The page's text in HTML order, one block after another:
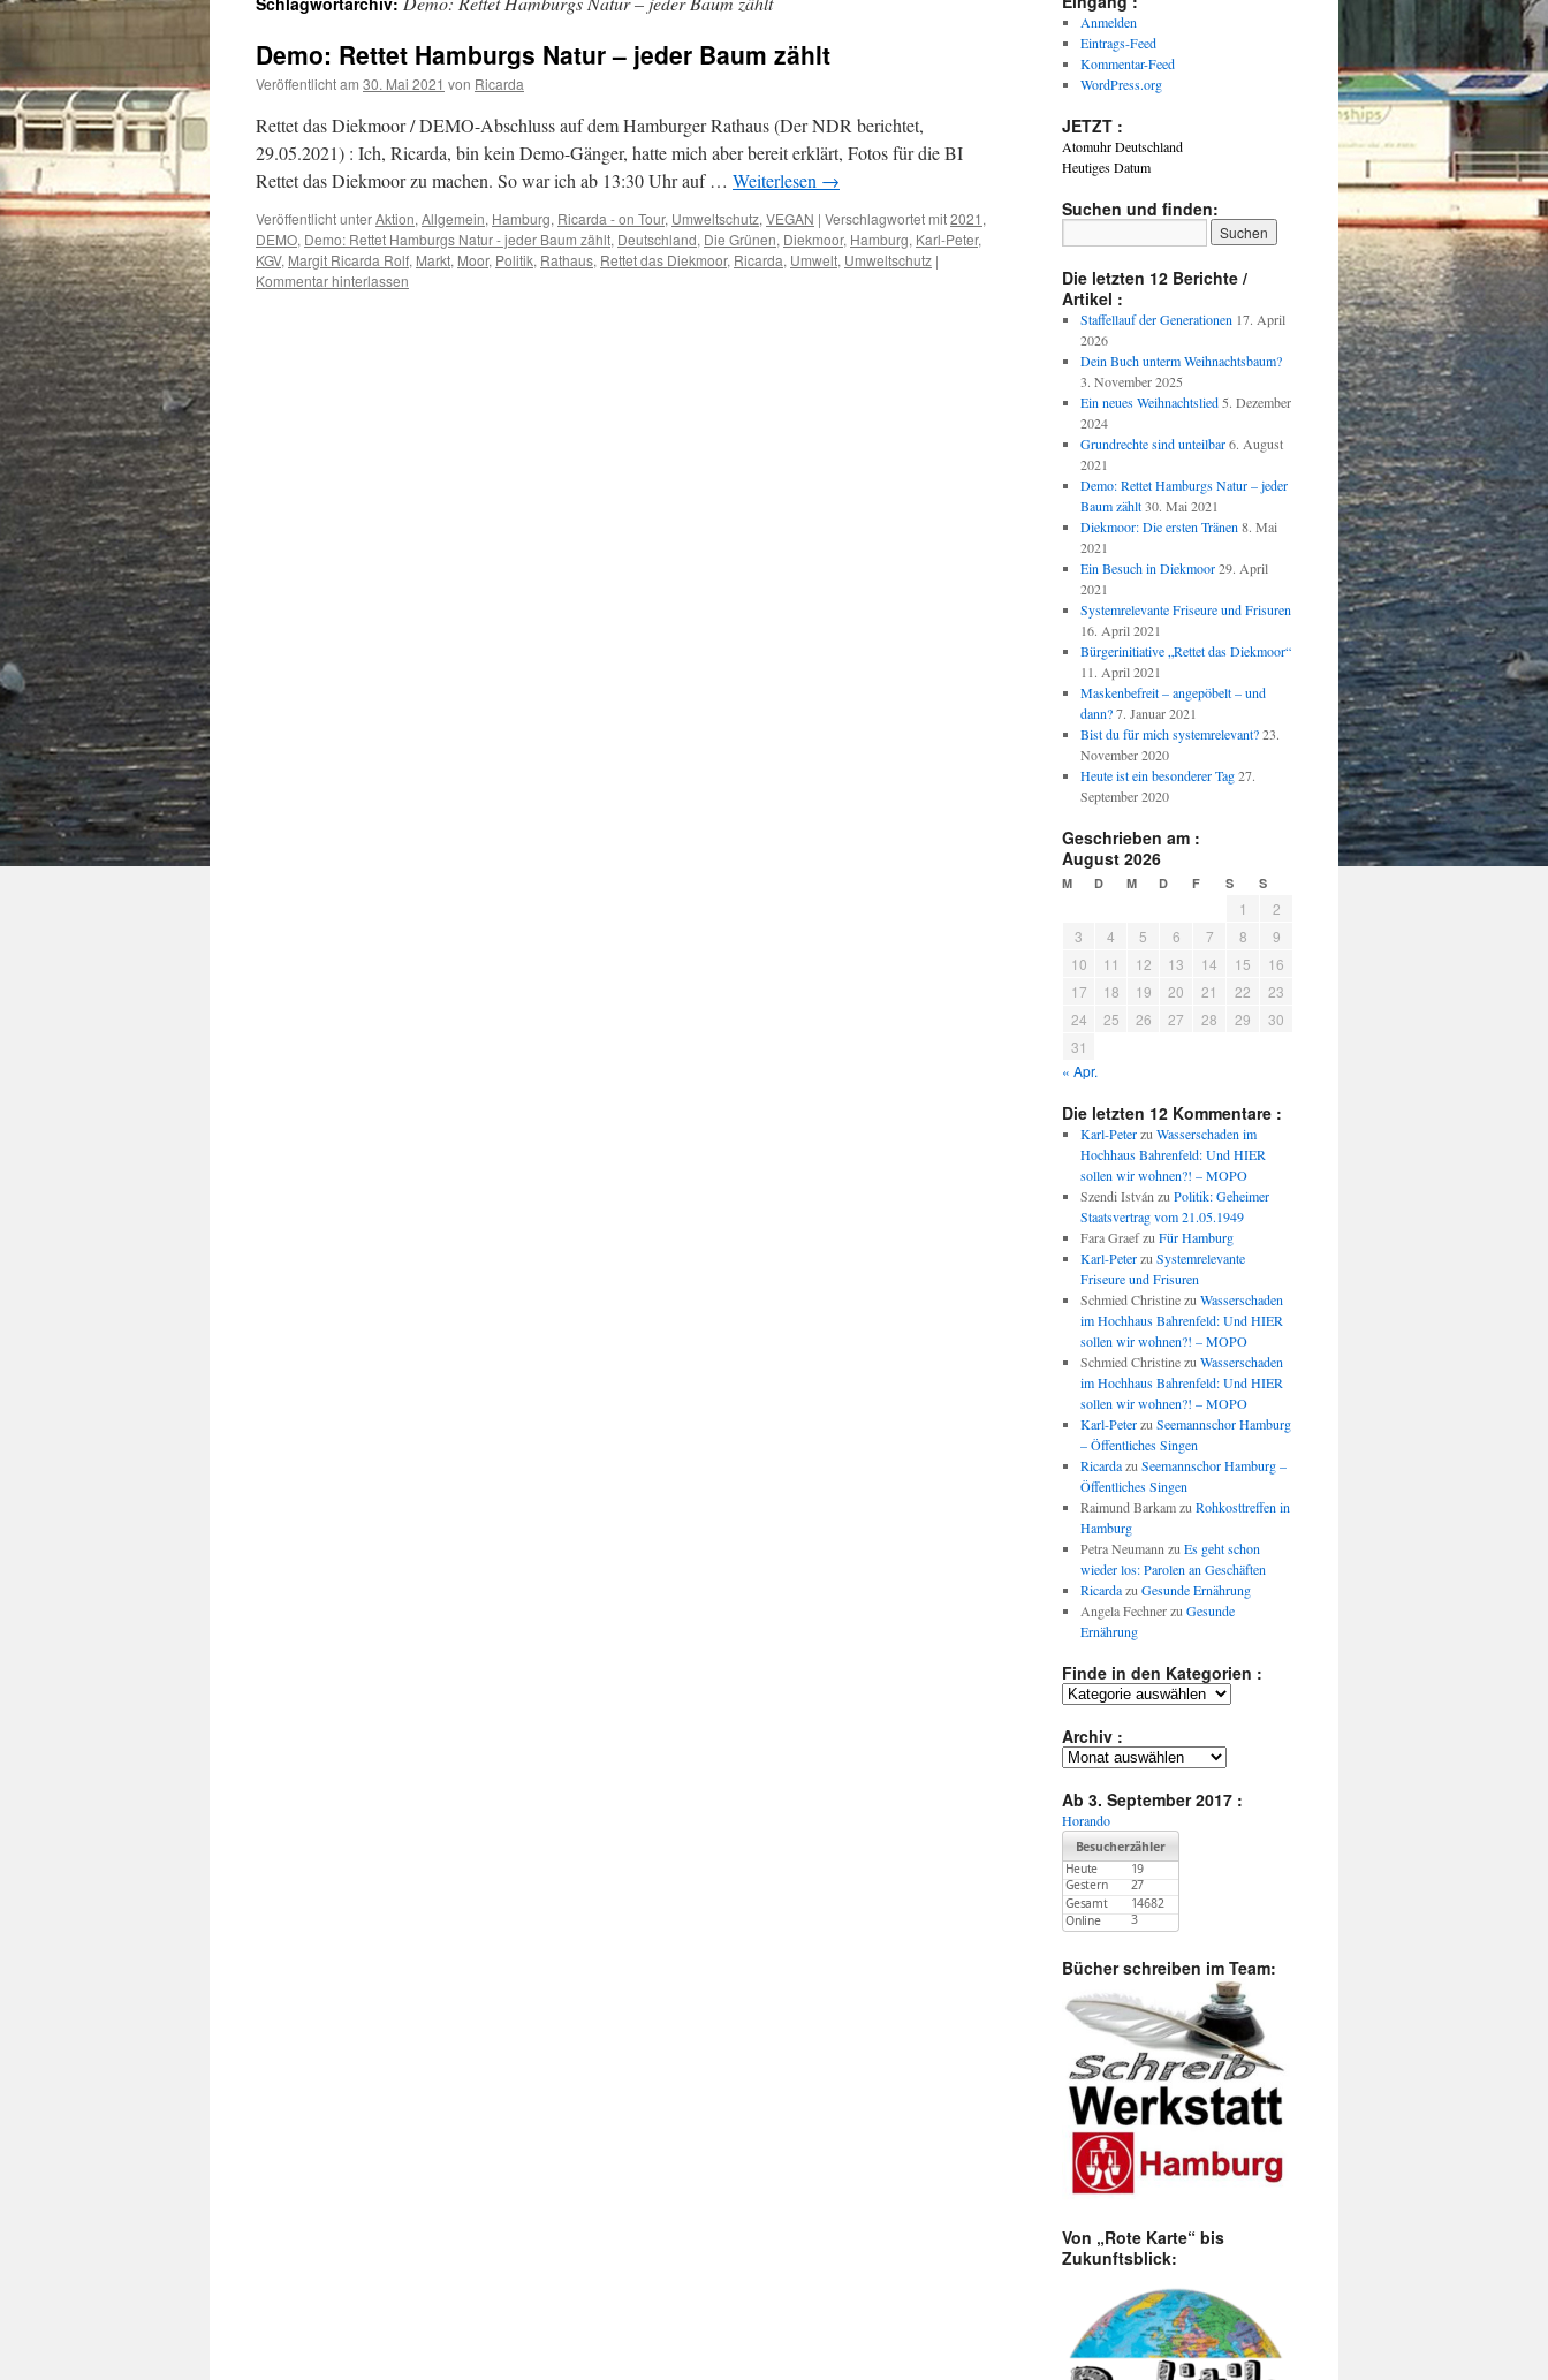
Demo: Rettet Hamburgs Natur – jeder Baum zählt
Veröffentlicht am 30. Mai 2021 von Ricarda
Rettet das Diekmoor / DEMO-Abschluss auf dem Hamburger Rathaus (Der NDR berichtet,
29.05.2021) : Ich, Ricarda, bin kein Demo-Gänger, hatte mich aber bereit erklärt, Fotos für die BI
Rettet das Diekmoor zu machen. So war ich ab 13:30 Uhr auf … Weiterlesen →
Veröffentlicht unterAktion, Allgemein, Hamburg, Ricarda - on Tour, Umweltschutz, VEGAN | Verschlagwortet mit2021 ,
DEMO, Demo: Rettet Hamburgs Natur - jeder Baum zählt, Deutschland, Die Grünen, Diekmoor, Hamburg, Karl-Peter,
KGV, Margit Ricarda Rolf, Markt, Moor, Politik, Rathaus, Rettet das Diekmoor, Ricarda, Umwelt, Umweltschutz |
Kommentar hinterlassen
Anmelden
Eintrags-Feed
Kommentar-Feed
WordPress.org
JETZT :
Atomuhr Deutschland
Heutiges Datum
Suchen und finden:
Die letzten 12 Berichte /
Artikel :
Staffellauf der Generationen 17. April
2026
Dein Buch unterm Weihnachtsbaum?
3. November 2025
Ein neues Weihnachtslied 5. Dezember
2024
Grundrechte sind unteilbar 6. August
2021
Demo: Rettet Hamburgs Natur – jeder
Baum zählt 30. Mai 2021
Diekmoor: Die ersten Tränen 8. Mai
2021
Ein Besuch in Diekmoor 29. April
2021
Systemrelevante Friseure und Frisuren
16. April 2021
Bürgerinitiative „Rettet das Diekmoor“
11. April 2021
Maskenbefreit – angepöbelt – und
dann? 7. Januar 2021
Bist du für mich systemrelevant? 23.
November 2020
Heute ist ein besonderer Tag 27.
September 2020
Geschrieben am :
August 2026
M D M D F S S
1
2
3
4 5 6 7 8
9
10
11 12 13 14 15
16
17
18 19 20 21 22
23
24
25 26 27 28 29
30
31
« Apr.
Die letzten 12 Kommentare :
Karl-Peterzu Wasserschaden im
Hochhaus Bahrenfeld: Und HIER
sollen wir wohnen?! – MOPO
Szendi István zu Politik: Geheimer
Staatsvertrag vom 21.05.1949
Fara Graefzu Für Hamburg
Karl-Peterzu Systemrelevante
Friseure und Frisuren
Schmied Christinezu Wasserschaden
im Hochhaus Bahrenfeld: Und HIER
sollen wir wohnen?! – MOPO
Schmied Christinezu Wasserschaden
im Hochhaus Bahrenfeld: Und HIER
sollen wir wohnen?! – MOPO
Karl-Peterzu Seemannschor Hamburg
– Öffentliches Singen
Ricardazu Seemannschor Hamburg –
Öffentliches Singen
Raimund Barkamzu Rohkosttreffen in
Hamburg
Petra Neumann zu Es geht schon
wieder los: Parolen an Geschäften
Ricardazu Gesunde Ernährung
Angela Fechnerzu Gesunde
Ernährung
Finde in den Kategorien :
Finde
den
Kategorien
Archiv :
Archiv
Ab 3. September 2017 :
Horando
Bücher schreiben im Team:
Von „Rote Karte“ bis
Zukunftsblick: